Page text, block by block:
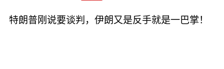
特朗普刚说要谈判，伊朗又是反手就是一巴掌！